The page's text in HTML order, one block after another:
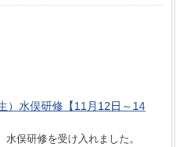
）水俣研修【11月12日～14
俣研修を受け入れました。